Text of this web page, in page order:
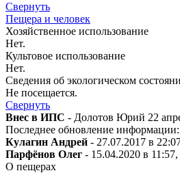
Свернуть
Пещера и человек
Хозяйственное использование
Нет.
Культовое использование
Нет.
Сведения об экологическом
Не посещается.
Свернуть
Внес в ИПС - Долотов Юрий 22
Последнее обновление информации:
Кулагин Андрей - 27.07.2017 в
Парфёнов Олег - 15.04.2020 в
О пещерах